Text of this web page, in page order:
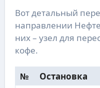
Вот детальный
направлении
них – узел для
кофе.
№ Остановка